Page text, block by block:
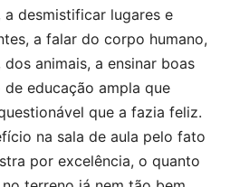
a desmistificar lugares e
a falar do corpo humano,
animais, a ensinar boas
educação ampla que
que a fazia feliz.
na sala de aula pelo fato
por excelência, o quanto